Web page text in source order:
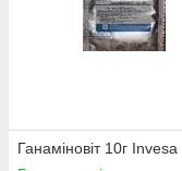
Ганаміновіт 10г Invesa